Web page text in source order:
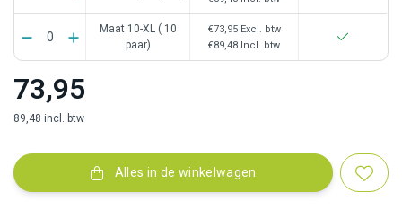
Maat 10-XL ( 10
paar)
€73,95 Excl. btw
€89,48 Incl. btw
73,95
89,48 incl. btw
Alles in de winkelwagen